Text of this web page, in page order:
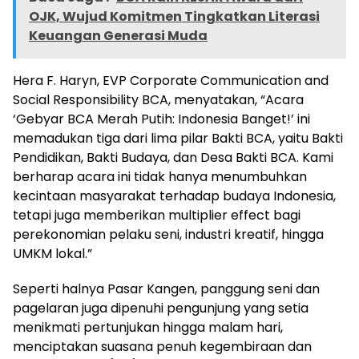
OJK, Wujud Komitmen Tingkatkan Literasi
Keuangan Generasi Muda
Hera F. Haryn, EVP Corporate Communication and
Social Responsibility BCA, menyatakan, “Acara
‘Gebyar BCA Merah Putih: Indonesia Banget!’ ini
memadukan tiga dari lima pilar Bakti BCA, yaitu Bakti
Pendidikan, Bakti Budaya, dan Desa Bakti BCA. Kami
berharap acara ini tidak hanya menumbuhkan
kecintaan masyarakat terhadap budaya Indonesia,
tetapi juga memberikan multiplier effect bagi
perekonomian pelaku seni, industri kreatif, hingga
UMKM lokal.”
Seperti halnya Pasar Kangen, panggung seni dan
pagelaran juga dipenuhi pengunjung yang setia
menikmati pertunjukan hingga malam hari,
menciptakan suasana penuh kegembiraan dan